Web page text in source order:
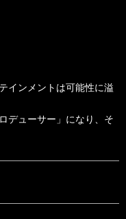
インメントは可能性に溢
デューサー」になり、そ